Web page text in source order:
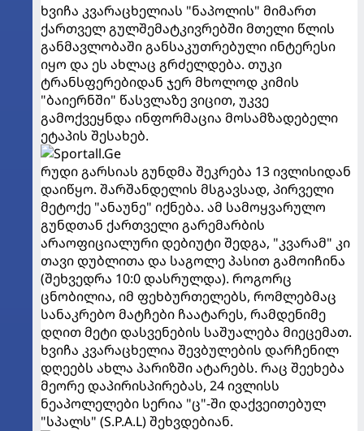
ხვიჩა კვარაცხელიას "ნაპოლის" მიმართ
ქართველ გულშემატკივრებში მთელი წლის
განმავლობაში განსაკუთრებული ინტერესი
იყო და ეს ახლაც გრძელდება. თუკი
ტრანსფერებიდან ჯერ მხოლოდ კიმის
"ბაიერნში" წასვლაზე ვიცით, უკვე
გამოქვეყნდა ინფორმაცია მოსამზადებელი
ეტაპის შესახებ.
რუდი გარსიას გუნდმა შეკრება 13 ივლისიდან
დაიწყო. შარშანდელის მსგავსად, პირველი
მეტოქე "ანაუნე" იქნება. ამ სამოყვარულო
გუნდთან ქართველი გარემარბის
არაოფიციალური დებიუტი შედგა, "კვარამ" კი
თავი დუბლითა და საგოლე პასით გამოიჩინა
(შეხვედრა 10:0 დასრულდა). როგორც
ცნობილია, იმ ფეხბურთელებს, რომლებმაც
სანაკრებო მატჩები ჩაატარეს, რამდენიმე
დღით მეტი დასვენების საშუალება მიეცემათ.
ხვიჩა კვარაცხელია შევბულების დარჩენილ
დღეებს ახლა პარიზში ატარებს. რაც შეეხება
მეორე დაპირისპირებას, 24 ივლისს
ნეაპოლელები სერია "ც"-ში დაქვეითებულ
"სპალს" (S.P.A.L) შეხვდებიან.